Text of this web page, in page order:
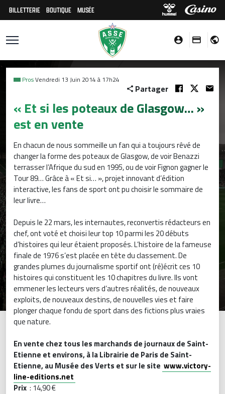
BILLETTERIE BOUTIQUE MUSÉE
ProsVendredi 13 Juin 2014 à 17h24
Partager
« Et si les poteaux de Glasgow… »
est en vente
En chacun de nous sommeille un fan qui a toujours rêvé de
changer la forme des poteaux de Glasgow, de voir Benazzi
terrasser l’Afrique du sud en 1995, ou de voir Fignon gagner le
Tour 89… Grâce à « Et si… », projet innovant d’édition
interactive, les fans de sport ont pu choisir le sommaire de
leur livre…
Depuis le 22 mars, les internautes, reconvertis rédacteurs en
chef, ont voté et choisi leur top 10 parmi les 20 débuts
d’histoires qui leur étaient proposés. L’histoire de la fameuse
finale de 1976 s’est placée en tête du classement. De
grandes plumes du journalisme sportif ont (ré)écrit ces 10
histoires qui constituent les 10 chapitres du livre. Ils vont
emmener les lecteurs vers d’autres réalités, de nouveaux
exploits, de nouveaux destins, de nouvelles vies et faire
plonger chaque fondu de sport dans des fictions plus vraies
que nature.
En vente chez tous les marchands de journaux de Saint-
Etienne et environs, à la Librairie de Paris de Saint-
Etienne, au Musée des Verts et sur le site www.victory-
line-editions.net
Prix : 14,90 €